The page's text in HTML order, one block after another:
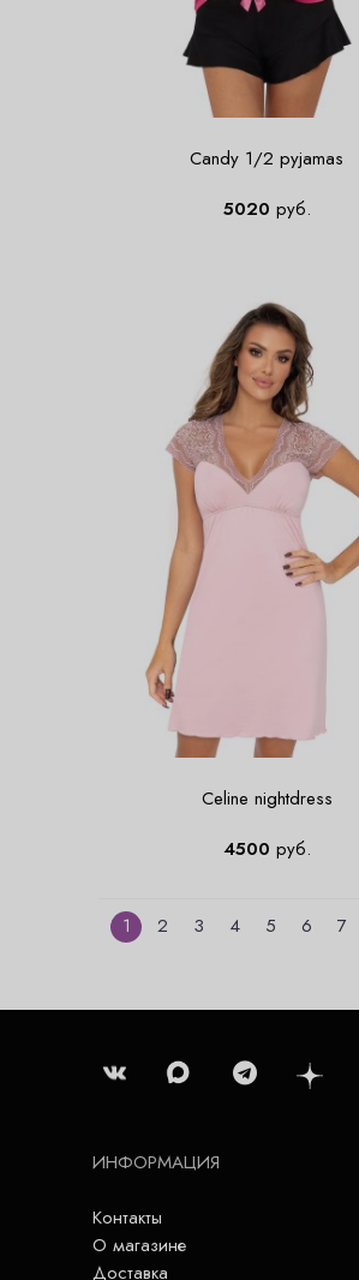
Candy 1/2 pyjamas
5020 руб.
Celine nightdress
4500 руб.
1 2 3 4 5 6 7
ИНФОРМАЦИЯ
Контакты
О магазине
Доставка